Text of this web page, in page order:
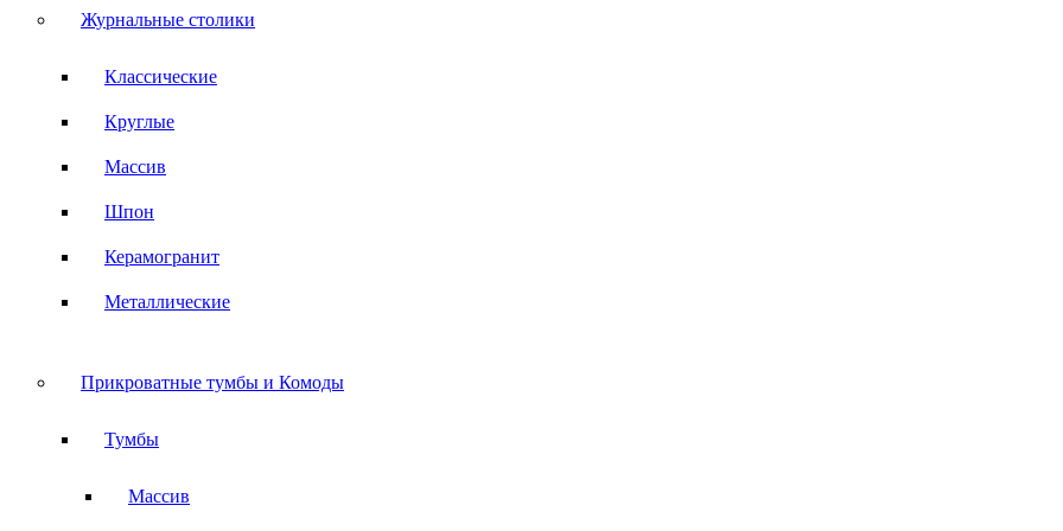
Журнальные столики
Классические
Круглые
Массив
Шпон
Керамогранит
Металлические
Прикроватные тумбы и Комоды
Тумбы
Массив